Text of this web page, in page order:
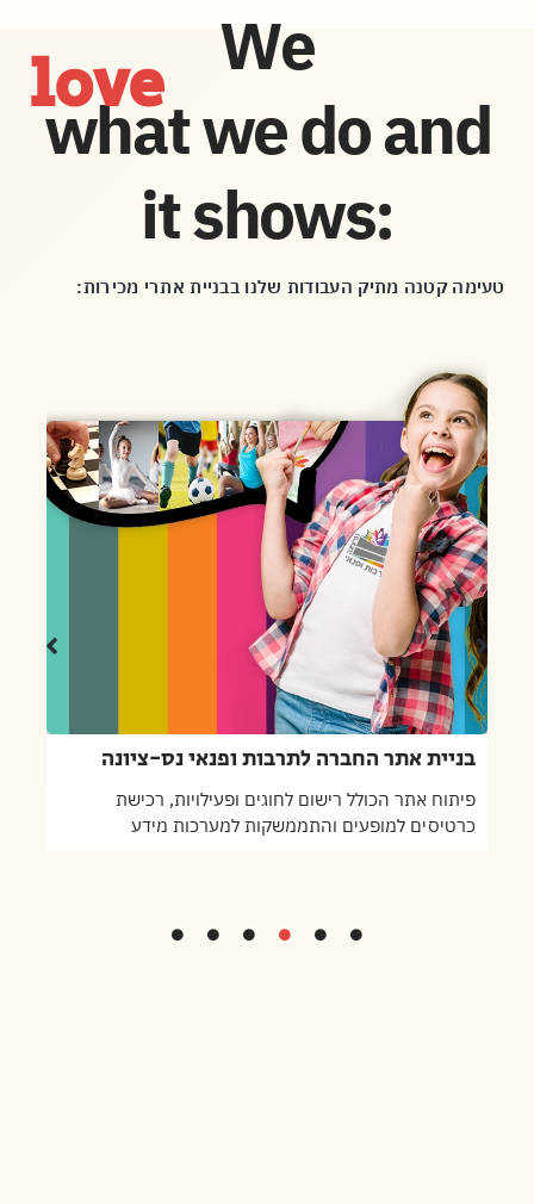
We
love
what we do and
it shows:
טעימה קטנה מתיק העבודות שלנו בבניית אתרי מכירות:
בניית אתר החברה לתרבות ופנאי נס-ציונה
פיתוח אתר הכולל רישום לחוגים ופעילויות, רכישת
כרטיסים למופעים והתממשקות למערכות מידע